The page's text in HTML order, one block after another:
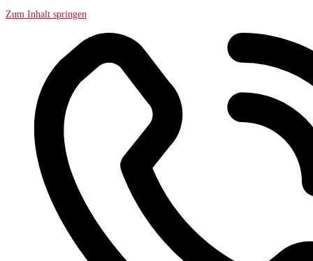
Zum Inhalt springen